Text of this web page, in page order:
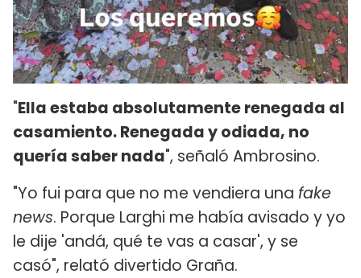
"Ella estaba absolutamente renegada al
casamiento. Renegada y odiada, no
quería saber nada", señaló Ambrosino.
"Yo fui para que no me vendiera una fake
news. Porque Larghi me había avisado y yo
le dije 'andá, qué te vas a casar', y se
casó", relató divertido Graña.